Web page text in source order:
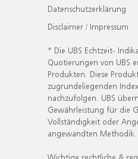
Datenschutzerklärung
Disclaimer / Impressum
* Die UBS Echtzeit-
Quotierungen von UBS
Produkten. Diese
zugrundeliegenden
nachzufolgen. UBS
Gewährleistung für die
Vollständigkeit oder
angewandten Methodik.